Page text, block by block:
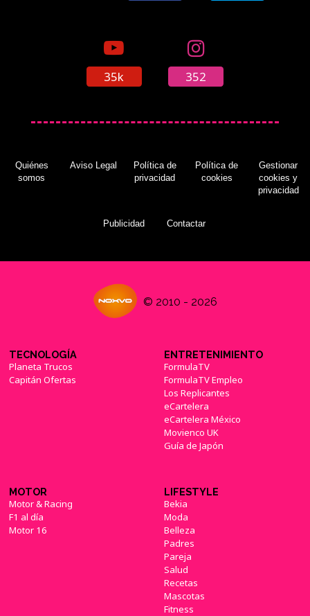
35k 352
Quiénes
somos
Aviso Legal
Política de
privacidad
Política de
cookies
Gestionar
cookies y
privacidad
Publicidad Contactar
© 2010 - 2026
TECNOLOGÍA
Planeta Trucos
Capitán Ofertas
ENTRETENIMIENTO
FormulaTV
FormulaTV Empleo
Los Replicantes
eCartelera
eCartelera México
Movienco UK
Guía de Japón
MOTOR
Motor & Racing
F1 al día
Motor 16
LIFESTYLE
Bekia
Moda
Belleza
Padres
Pareja
Salud
Recetas
Mascotas
Fitness